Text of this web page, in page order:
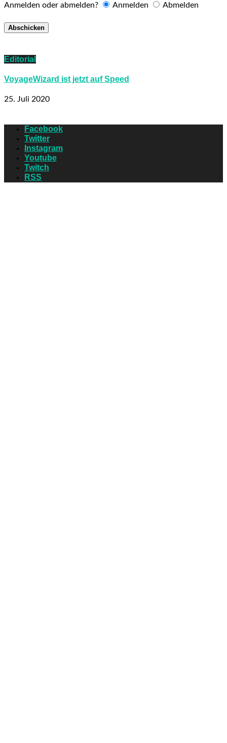
Anmelden oder abmelden? Anmelden Abmelden
Editorial
VoyageWizard ist jetzt auf Speed
25. Juli 2020
Facebook
Twitter
Instagram
Youtube
Twitch
RSS